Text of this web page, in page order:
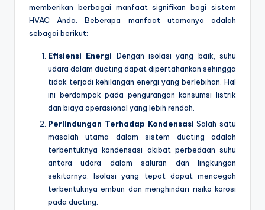
memberikan berbagai manfaat signifikan bagi sistem
HVAC Anda. Beberapa manfaat utamanya adalah
sebagai berikut:
Efisiensi Energi Dengan isolasi yang baik, suhu
udara dalam ducting dapat dipertahankan sehingga
tidak terjadi kehilangan energi yang berlebihan. Hal
ini berdampak pada pengurangan konsumsi listrik
dan biaya operasional yang lebih rendah.
Perlindungan Terhadap Kondensasi Salah satu
masalah utama dalam sistem ducting adalah
terbentuknya kondensasi akibat perbedaan suhu
antara udara dalam saluran dan lingkungan
sekitarnya. Isolasi yang tepat dapat mencegah
terbentuknya embun dan menghindari risiko korosi
pada ducting.